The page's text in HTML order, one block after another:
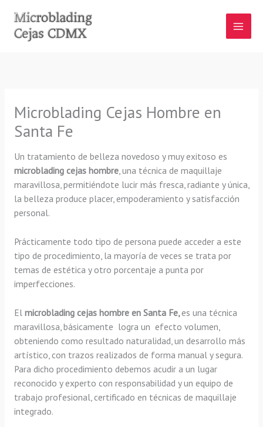
contenido
Microblading Cejas Hombre en
Santa Fe
Un tratamiento de belleza novedoso y muy exitoso es
microblading cejas hombre, una técnica de maquillaje
maravillosa, permitiéndote lucir más fresca, radiante y única,
la belleza produce placer, empoderamiento y satisfacción
personal.
Prácticamente todo tipo de persona puede acceder a este
tipo de procedimiento, la mayoría de veces se trata por
temas de estética y otro porcentaje a punta por
imperfecciones.
El microblading cejas hombre en Santa Fe, es una técnica
maravillosa, básicamente logra un efecto volumen,
obteniendo como resultado naturalidad, un desarrollo más
artístico, con trazos realizados de forma manual y segura.
Para dicho procedimiento debemos acudir a un lugar
reconocido y experto con responsabilidad y un equipo de
trabajo profesional, certificado en técnicas de maquillaje
integrado.